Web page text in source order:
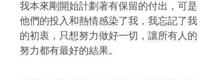
我本來剛開始計劃著有保留的付出，可是
他們的投入和熱情感染了我，我忘記了我
的初衷，只想努力做好一切，讓所有人的
努力都有最好的結果。